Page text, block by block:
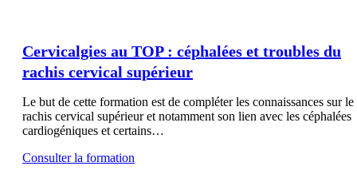
Cervicalgies au TOP : céphalées et troubles du
rachis cervical supérieur
Le but de cette formation est de compléter les connaissances sur le
rachis cervical supérieur et notamment son lien avec les céphalées
cardiogéniques et certains…
Consulter la formation